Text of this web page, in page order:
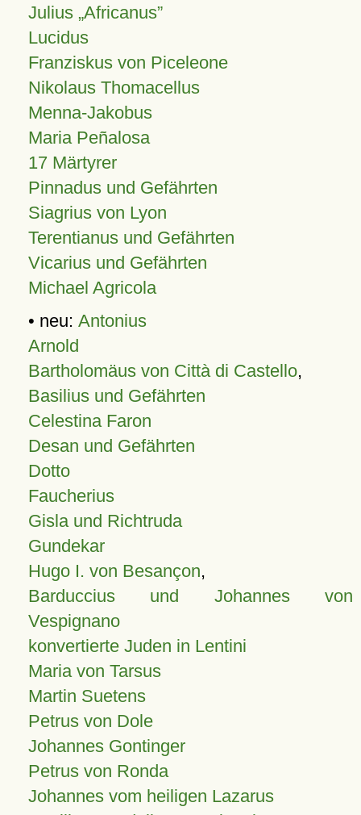
Julius Africanus
Lucidus
Franziskus von Piceleone
Nikolaus Thomacellus
Menna-Jakobus
Maria Peñalosa
17 Märtyrer
Pinnadus und Gefährten
Siagrius von Lyon
Terentianus und Gefährten
Vicarius und Gefährten
Michael Agricola
• neu: Antonius
Arnold
Bartholomäus von Città di Castello,
Basilius und Gefährten
Celestina Faron
Desan und Gefährten
Dotto
Faucherius
Gisla und Richtruda
Gundekar
Hugo I. von Besançon,
Barduccius und Johannes von
Vespignano
konvertierte Juden in Lentini
Maria von Tarsus
Martin Suetens
Petrus von Dole
Johannes Gontinger
Petrus von Ronda
Johannes vom heiligen Lazarus